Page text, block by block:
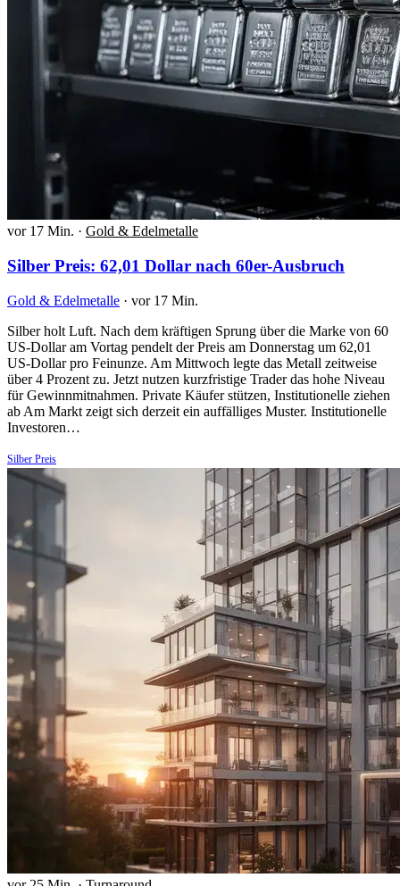
vor 17 Min. · Gold & Edelmetalle
Silber Preis: 62,01 Dollar nach 60er-Ausbruch
Gold & Edelmetalle · vor 17 Min.
Silber holt Luft. Nach dem kräftigen Sprung über die Marke von 60
US-Dollar am Vortag pendelt der Preis am Donnerstag um 62,01
US-Dollar pro Feinunze. Am Mittwoch legte das Metall zeitweise
über 4 Prozent zu. Jetzt nutzen kurzfristige Trader das hohe Niveau
für Gewinnmitnahmen. Private Käufer stützen, Institutionelle ziehen
ab Am Markt zeigt sich derzeit ein auffälliges Muster. Institutionelle
Investoren…
Silber Preis